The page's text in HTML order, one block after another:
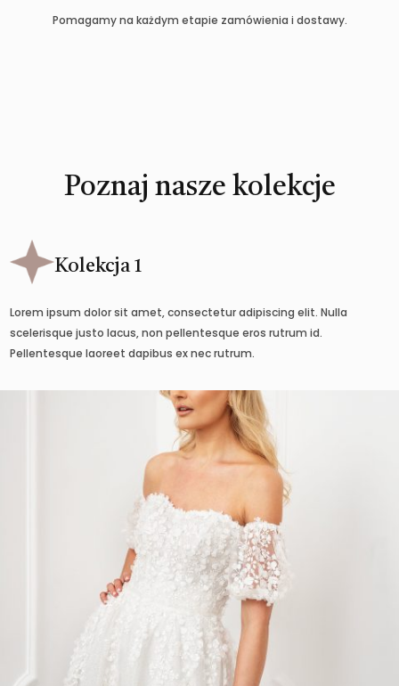
Pomagamy na każdym etapie zamówienia i dostawy.
Poznaj nasze kolekcje
Kolekcja 1
Lorem ipsum dolor sit amet, consectetur adipiscing elit. Nulla
scelerisque justo lacus, non pellentesque eros rutrum id.
Pellentesque laoreet dapibus ex nec rutrum.